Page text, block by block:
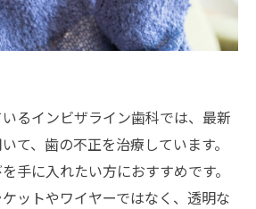
るインビザライン歯科では、最新
て、歯の不正を治療しています。
手に入れたい方におすすめです。
ットやワイヤーではなく、透明な